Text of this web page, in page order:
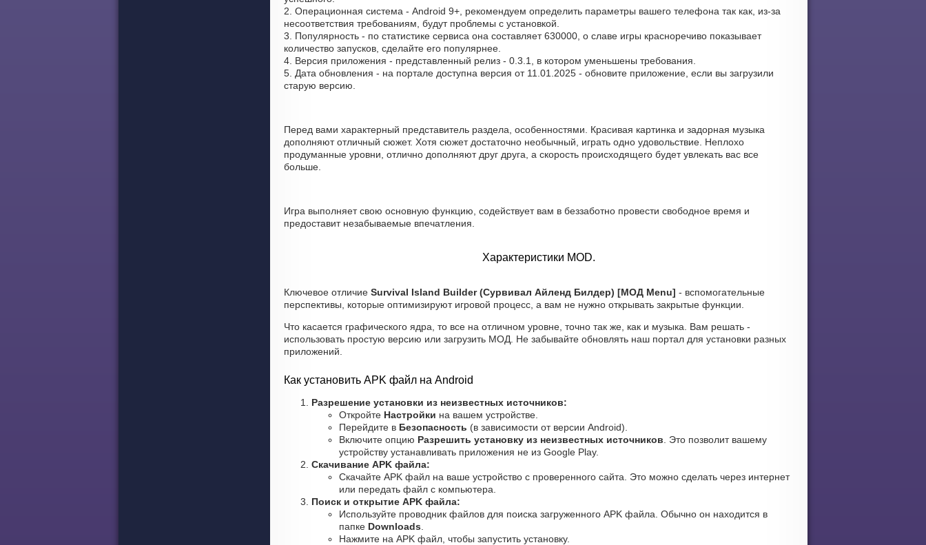
2. Операционная система - Android 9+, рекомендуем определить параметры вашего телефона так как, из-за
несоответствия требованиям, будут проблемы с установкой.
3. Популярность - по статистике сервиса она составляет 630000, о cлаве игры красноречиво показывает
количество запусков, сделайте его популярнее.
4. Версия приложения - представленный релиз - 0.3.1, в котором уменьшены требования.
5. Дата обновления - на портале доступна версия от 11.01.2025 - обновите приложение, если вы загрузили
старую версию.
Перед вами характерный представитель раздела, особенностями. Красивая картинка и задорная музыка
дополняют отличный сюжет. Хотя сюжет достаточно необычный, играть одно удовольствие. Неплохо
продуманные уровни, отлично дополняют друг друга, а скорость происходящего будет увлекать вас все
больше.
Игра выполняет свою основную функцию, содействует вам в беззаботно провести свободное время и
предоставит незабываемые впечатления.
Характеристики MOD.
Ключевое отличие Survival Island Builder (Сурвивал Айленд Билдер) [МОД Menu] - вспомогательные
перспективы, которые оптимизируют игровой процесс, а вам не нужно открывать закрытые функции.
Что касается графического ядра, то все на отличном уровне, точно так же, как и музыка. Вам решать -
использовать простую версию или загрузить МОД. Не забывайте обновлять наш портал для установки разных
приложений.
Как установить APK файл на Android
Разрешение установки из неизвестных источников:
Откройте Настройки на вашем устройстве.
Перейдите в Безопасность (в зависимости от версии Android).
Включите опцию Разрешить установку из неизвестных источников . Это позволит вашему
устройству устанавливать приложения не из Google Play.
Скачивание APK файла:
Скачайте APK файл на ваше устройство с проверенного сайта. Это можно сделать через интернет
или передать файл с компьютера.
Поиск и открытие APK файла:
Используйте проводник файлов для поиска загруженного APK файла. Обычно он находится в
папке Downloads
Нажмите на APK файл, чтобы запустить установку.